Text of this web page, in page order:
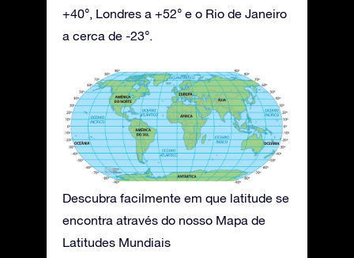
+40°, Londres a +52° e o Rio de Janeiro
a cerca de -23°.
Descubra facilmente em que latitude se
encontra através do nosso Mapa de
Latitudes Mundiais